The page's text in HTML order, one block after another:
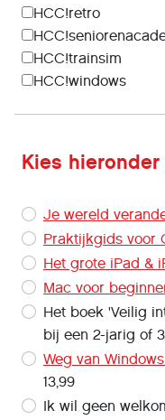
HCC!retro
HCC!trainsim
HCC!windows
Kies
Je wereld
Praktijkgids voor
Het grote iPad &
Mac voor
Het boek 'Veilig
bij een 2-jarig of
Weg van
13,99
Ik wil geen